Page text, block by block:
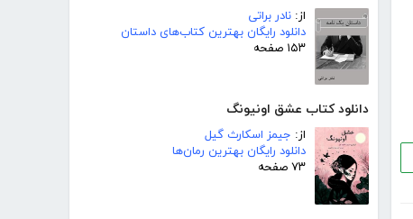
از: نادر براتی
دانلود رایگان بهترین کتاب‌های داستان
۱۵۳ صفحه
دانلود کتاب عشق اونیونگ
از: جیمز اسکارث گیل
دانلود رایگان بهترین رمان‌ها
۷۳ صفحه